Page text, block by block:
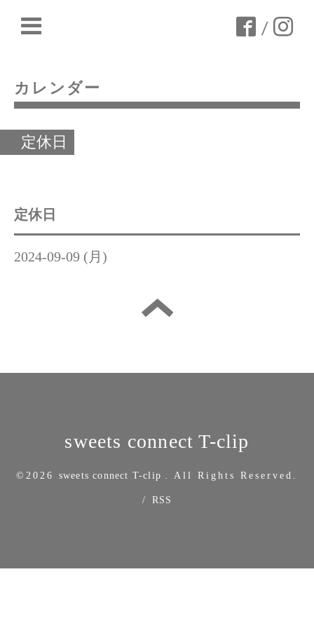
/
カレンダー
定休日
定休日
2024-09-09 (月)
sweets connect T-clip
©2026 sweets connect T-clip . All Rights Reserved.
/ RSS